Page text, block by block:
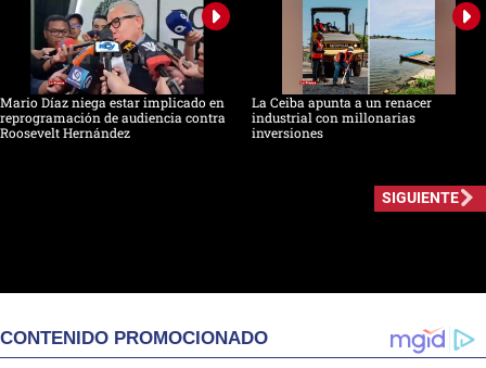
Mario Díaz niega estar implicado en
reprogramación de audiencia contra
Roosevelt Hernández
La Ceiba apunta a un renacer
industrial con millonarias
inversiones
SIGUIENTE
CONTENIDO PROMOCIONADO